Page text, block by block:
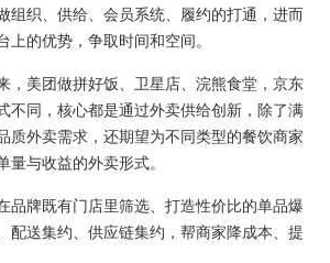
组织、供给、会员系统、履约的打通，进而
上的优势，争取时间和空间。
，美团做拼好饭、卫星店、 浣熊食堂，京东
不同，核心都是通过外卖供给创新，除了满
质外卖需求，还期望为不同类型的餐饮商家
量与收益的外卖形式。
品牌既有门店里筛选、打造性价比的单品爆
配送集约、供应链集约，帮商家降成本、提